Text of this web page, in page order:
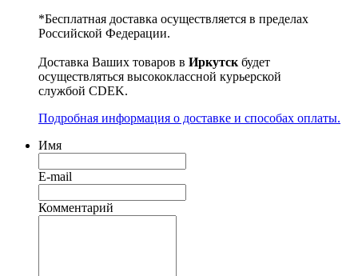
*Бесплатная доставка осуществляется в пределах
Российской Федерации.
Доставка Ваших товаров в Иркутскбудет
осуществляться высококлассной курьерской
службой CDEK.
Подробная информация о доставке и способах оплаты.
Имя
E-mail
Комментарий